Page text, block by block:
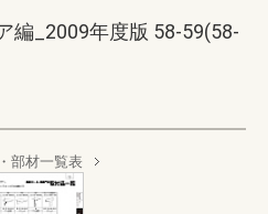
編_2009年度版 58-59(58-
部材一覧表